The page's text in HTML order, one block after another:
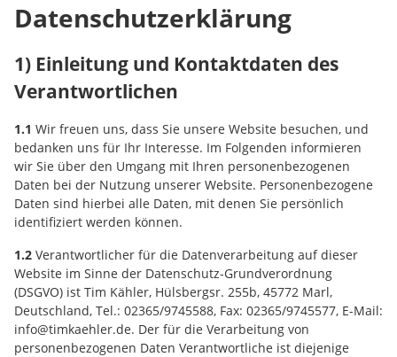
Datenschutzerklärung
1) Einleitung und Kontaktdaten des
Verantwortlichen
1.1 Wir freuen uns, dass Sie unsere Website besuchen, und
bedanken uns für Ihr Interesse. Im Folgenden informieren
wir Sie über den Umgang mit Ihren personenbezogenen
Daten bei der Nutzung unserer Website. Personenbezogene
Daten sind hierbei alle Daten, mit denen Sie persönlich
identifiziert werden können.
1.2 Verantwortlicher für die Datenverarbeitung auf dieser
Website im Sinne der Datenschutz-Grundverordnung
(DSGVO) ist Tim Kähler, Hülsbergsr. 255b, 45772 Marl,
Deutschland, Tel.: 02365/9745588, Fax: 02365/9745577, E-Mail:
info@timkaehler.de. Der für die Verarbeitung von
personenbezogenen Daten Verantwortliche ist diejenige